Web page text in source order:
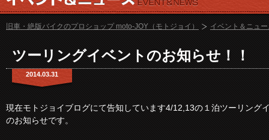
旧車・絶版バイクのプロショップ moto-JOY（モトジョイ） イベント＆ニュ
ツーリングイベントのお知らせ！！
2014.03.31
現在モトジョイブログにて告知しています4/12,13の１泊ツーリング
のお知らせです。